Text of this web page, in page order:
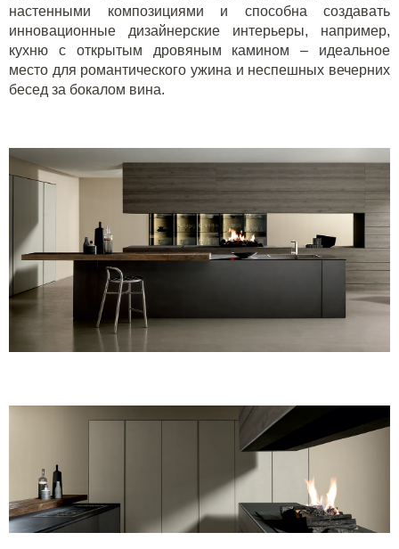
настенными композициями и способна создавать
инновационные дизайнерские интерьеры, например,
кухню с открытым дровяным камином – идеальное
место для романтического ужина и неспешных вечерних
бесед за бокалом вина.